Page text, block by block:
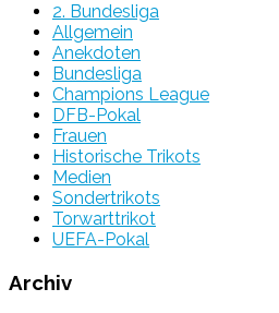
2. Bundesliga
Allgemein
Anekdoten
Bundesliga
Champions League
DFB-Pokal
Frauen
Historische Trikots
Medien
Sondertrikots
Torwarttrikot
UEFA-Pokal
Archiv